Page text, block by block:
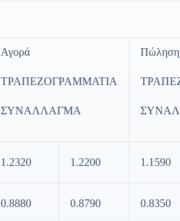
Αγορά
ΤΡΑΠΕΖΟΓΡΑΜΜΑΤΙΑ
ΣΥΝΑΛΛΑΓΜΑ
Πώληση
1.2320 1.2200 1.1590
0.8880 0.8790 0.8350